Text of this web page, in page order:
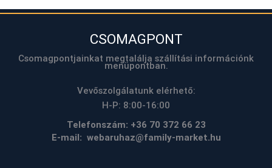
CSOMAGPONT
Csomagpontjainkat megtalálja szállítási információnk
menüpontban.
Vevőszolgálatunk elérhető:
H-P: 8:00-16:00
Telefonszám: +36 70 372 66 23
E-mail: webaruhaz@family-market.hu